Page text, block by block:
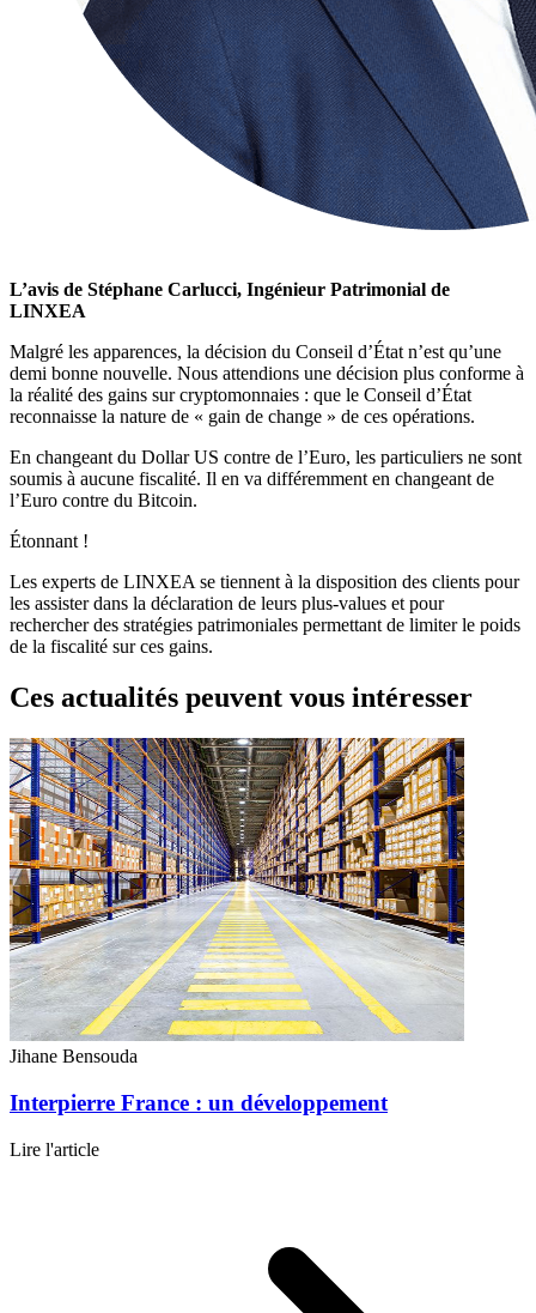
L’avis de Stéphane Carlucci, Ingénieur Patrimonial de
LINXEA
Malgré les apparences, la décision du Conseil d’État n’est qu’une
demi bonne nouvelle. Nous attendions une décision plus conforme à
la réalité des gains sur cryptomonnaies : que le Conseil d’État
reconnaisse la nature de « gain de change » de ces opérations.
En changeant du Dollar US contre de l’Euro, les particuliers ne sont
soumis à aucune fiscalité. Il en va différemment en changeant de
l’Euro contre du Bitcoin.
Étonnant !
Les experts de LINXEA se tiennent à la disposition des clients pour
les assister dans la déclaration de leurs plus-values et pour
rechercher des stratégies patrimoniales permettant de limiter le poids
de la fiscalité sur ces gains.
Ces actualités peuvent vous intéresser
Jihane Bensouda
Interpierre France : un développement
Lire l'article